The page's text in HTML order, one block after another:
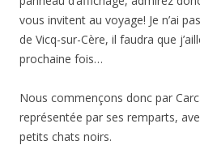
vous invitent au voyage! Je n’ai
de Vicq-sur-Cère, il faudra que
prochaine fois…
Nous commençons donc par
représentée par ses remparts,
petits chats noirs.